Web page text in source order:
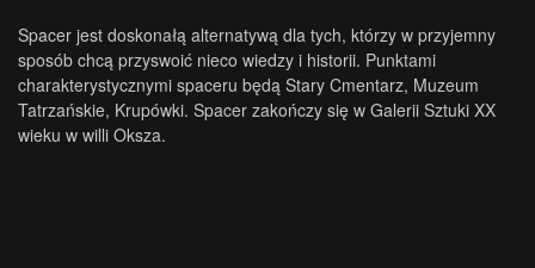
Spacer jest doskonałą alternatywą dla tych, którzy w przyjemny
sposób chcą przyswoić nieco wiedzy i historii. Punktami
charakterystycznymi spaceru będą Stary Cmentarz, Muzeum
Tatrzańskie, Krupówki. Spacer zakończy się w Galerii Sztuki XX
wieku w willi Oksza.